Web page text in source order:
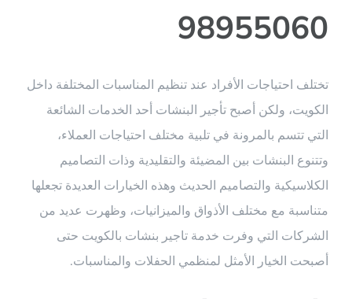
98955060
تختلف احتياجات الأفراد عند تنظيم المناسبات المختلفة داخل
الكويت، ولكن أصبح تأجير البنشات أحد الخدمات الشائعة
التي تتسم بالمرونة في تلبية مختلف احتياجات العملاء،
وتتنوع البنشات بين المضيئة والتقليدية وذات التصاميم
الكلاسيكية والتصاميم الحديث وهذه الخيارات العديدة تجعلها
متناسبة مع مختلف الأذواق والميزانيات، وظهرت عديد من
الشركات التي وفرت خدمة تاجير بنشات بالكويت حتى
أصبحت الخيار الأمثل لمنظمي الحفلات والمناسبات.